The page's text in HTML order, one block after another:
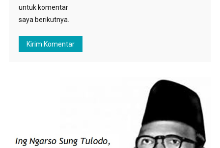
untuk komentar
saya berikutnya.